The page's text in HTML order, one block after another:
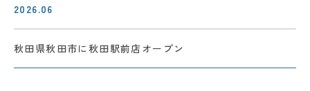
2026.06
秋田県秋田市に 秋田駅前店オープン